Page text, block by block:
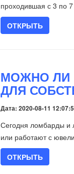
проходившая с 3 по
ОТКРЫТЬ
МОЖНО ЛИ
ДЛЯ
Дата: 2020-08-11
Сегодня ломбарды и
или работают с
ОТКРЫТЬ